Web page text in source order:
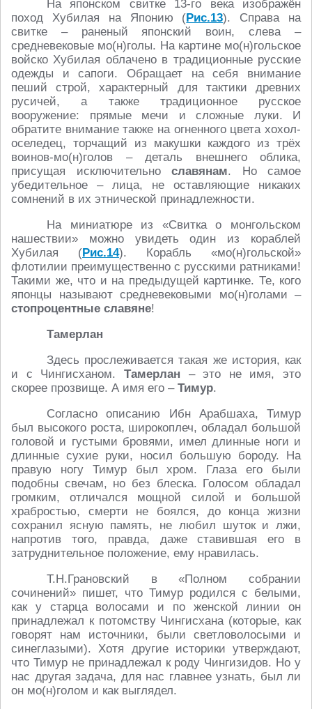
На японском свитке 13-го века изображён
поход Хубилая на Японию (Рис.13). Справа на
свитке – раненый японский воин, слева –
средневековые мо(н)голы. На картине мо(н)гольское
войско Хубилая облачено в традиционные русские
одежды и сапоги. Обращает на себя внимание
пеший строй, характерный для тактики древних
русичей, а также традиционное русское
вооружение: прямые мечи и сложные луки. И
обратите внимание также на огненного цвета хохол-
оселедец, торчащий из макушки каждого из трёх
воинов-мо(н)голов – деталь внешнего облика,
присущая исключительно славянам. Но самое
убедительное – лица, не оставляющие никаких
сомнений в их этнической принадлежности.
На миниатюре из «Свитка о монгольском
нашествии» можно увидеть один из кораблей
Хубилая (Рис.14). Корабль «мо(н)гольской»
флотилии преимущественно с русскими ратниками!
Такими же, что и на предыдущей картинке. Те, кого
японцы называют средневековыми мо(н)голами –
стопроцентные славяне!
Тамерлан
Здесь прослеживается такая же история, как
и с Чингисханом. Тамерлан – это не имя, это
скорее прозвище. А имя его – Тимур.
Согласно описанию Ибн Арабшаха, Тимур
был высокого роста, широкоплеч, обладал большой
головой и густыми бровями, имел длинные ноги и
длинные сухие руки, носил большую бороду. На
правую ногу Тимур был хром. Глаза его были
подобны свечам, но без блеска. Голосом обладал
громким, отличался мощной силой и большой
храбростью, смерти не боялся, до конца жизни
сохранил ясную память, не любил шуток и лжи,
напротив того, правда, даже ставившая его в
затруднительное положение, ему нравилась.
Т.Н.Грановский в «Полном собрании
сочинений» пишет, что Тимур родился с белыми,
как у старца волосами и по женской линии он
принадлежал к потомству Чингисхана (которые, как
говорят нам источники, были светловолосыми и
синеглазыми). Хотя другие историки утверждают,
что Тимур не принадлежал к роду Чингизидов. Но у
нас другая задача, для нас главнее узнать, был ли
он мо(н)голом и как выглядел.